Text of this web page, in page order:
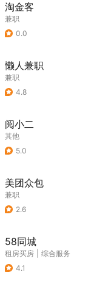
淘金客
兼职
0.0
懒人兼职
兼职
4.8
阅小二
其他
5.0
美团众包
兼职
2.6
58同城
租房买房
综合服务
4.1